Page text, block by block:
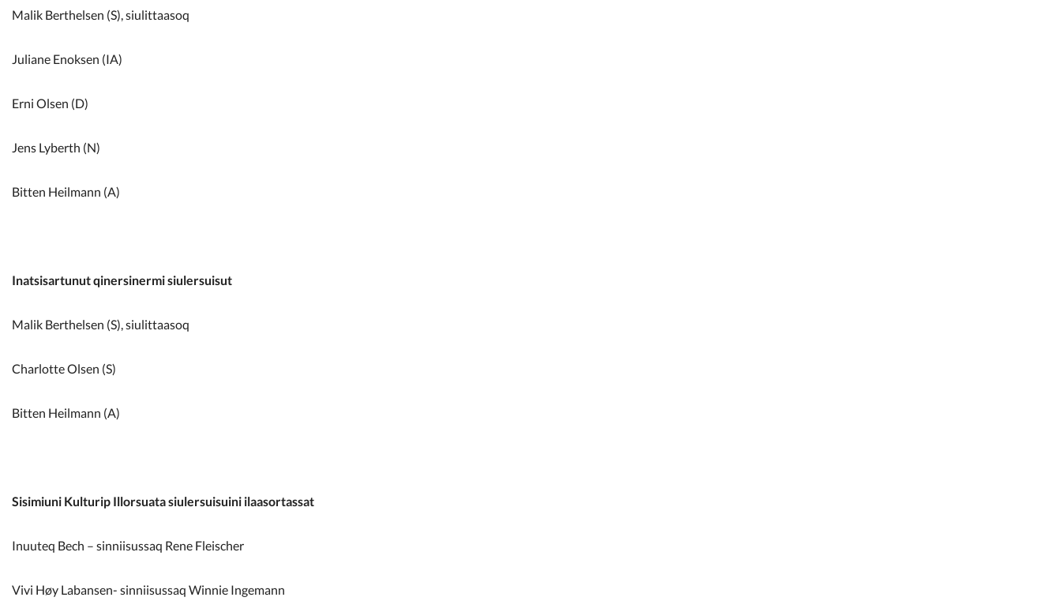
Malik Berthelsen (S), siulittaasoq
Juliane Enoksen (IA)
Erni Olsen (D)
Jens Lyberth (N)
Bitten Heilmann (A)
Inatsisartunut qinersinermi siulersuisut
Malik Berthelsen (S), siulittaasoq
Charlotte Olsen (S)
Bitten Heilmann (A)
Sisimiuni Kulturip Illorsuata siulersuisuini ilaasortassat
Inuuteq Bech – sinniisussaq Rene Fleischer
Vivi Høy Labansen- sinniisussaq Winnie Ingemann